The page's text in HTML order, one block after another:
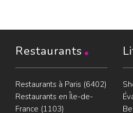
Restaurants
Restaurants à Paris (6402)
Restaurants en Île-de-
France (1103)